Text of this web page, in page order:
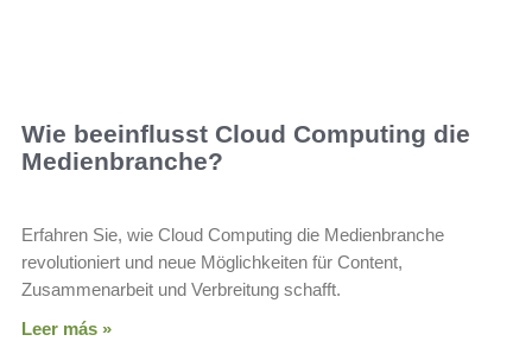
Wie beeinflusst Cloud Computing die
Medienbranche?
Erfahren Sie, wie Cloud Computing die Medienbranche
revolutioniert und neue Möglichkeiten für Content,
Zusammenarbeit und Verbreitung schafft.
Leer más »